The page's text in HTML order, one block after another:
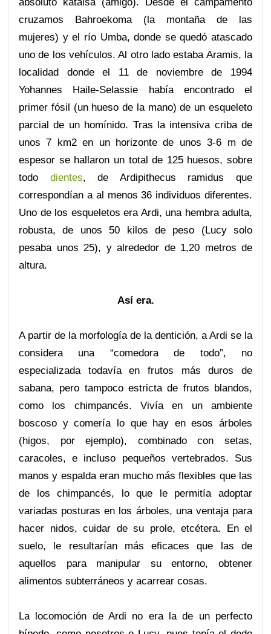
cruzamos Bahroekoma (la montaña de las
mujeres) y el río Umba, donde se quedó atascado
uno de los vehículos. Al otro lado estaba Aramis, la
localidad donde el 11 de noviembre de 1994
Yohannes Haile-Selassie había encontrado el
primer fósil (un hueso de la mano) de un esqueleto
parcial de un homínido. Tras la intensiva criba de
unos 7 km2 en un horizonte de unos 3-6 m de
espesor se hallaron un total de 125 huesos, sobre
todo dientes, de Ardipithecus ramidus que
correspondían a al menos 36 individuos diferentes.
Uno de los esqueletos era Ardi, una hembra adulta,
robusta, de unos 50 kilos de peso (Lucy solo
pesaba unos 25), y alrededor de 1,20 metros de
altura.
.
Así era.
.
A partir de la morfología de la dentición, a Ardi se la
considera una “comedora de todo”, no
especializada todavía en frutos más duros de
sabana, pero tampoco estricta de frutos blandos,
como los chimpancés. Vivía en un ambiente
boscoso y comería lo que hay en esos árboles
(higos, por ejemplo), combinado con setas,
caracoles, e incluso pequeños vertebrados. Sus
manos y espalda eran mucho más flexibles que las
de los chimpancés, lo que le permitía adoptar
variadas posturas en los árboles, una ventaja para
hacer nidos, cuidar de su prole, etcétera. En el
suelo, le resultarían más eficaces que las de
aquellos para manipular su entorno, obtener
alimentos subterráneos y acarrear cosas.
La locomoción de Ardi no era la de un perfecto